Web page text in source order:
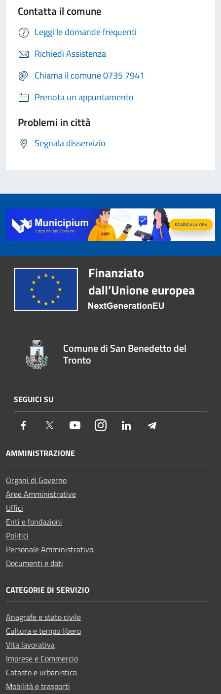
Contatta il comune
Leggi le domande frequenti
Richiedi Assistenza
Chiama il comune 0735 7941
Prenota un appuntamento
Problemi in città
Segnala disservizio
Comune di San Benedetto del
Tronto
SEGUICI SU
Facebook Twitter YoutubeInstagramLinkedIn
AMMINISTRAZIONE
Organi di Governo
Aree Amministrative
Uffici
Enti e fondazioni
Politici
Personale Amministrativo
Documenti e dati
CATEGORIE DI SERVIZIO
Anagrafe e stato civile
Cultura e tempo libero
Vita lavorativa
Imprese e Commercio
Catasto e urbanistica
Mobilità e trasporti